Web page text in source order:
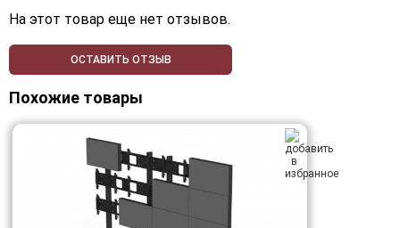
На этот товар еще нет отзывов.
ОСТАВИТЬ ОТЗЫВ
Похожие товары